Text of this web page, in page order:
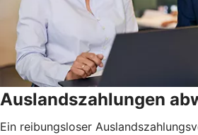
Auslandszahlungen
Ein reibungsloser